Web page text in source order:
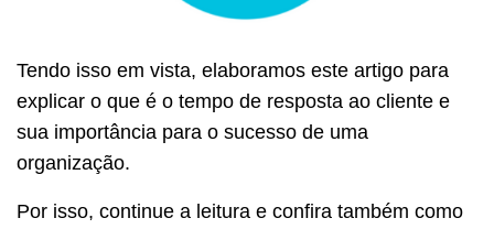
Tendo isso em vista, elaboramos este artigo para
explicar o que é o tempo de resposta ao cliente e
sua importância para o sucesso de uma
organização.
Por isso, continue a leitura e confira também como